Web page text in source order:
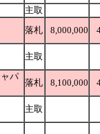
主取
落札 8,000,000
主取
パ
落札 8,100,000
主取